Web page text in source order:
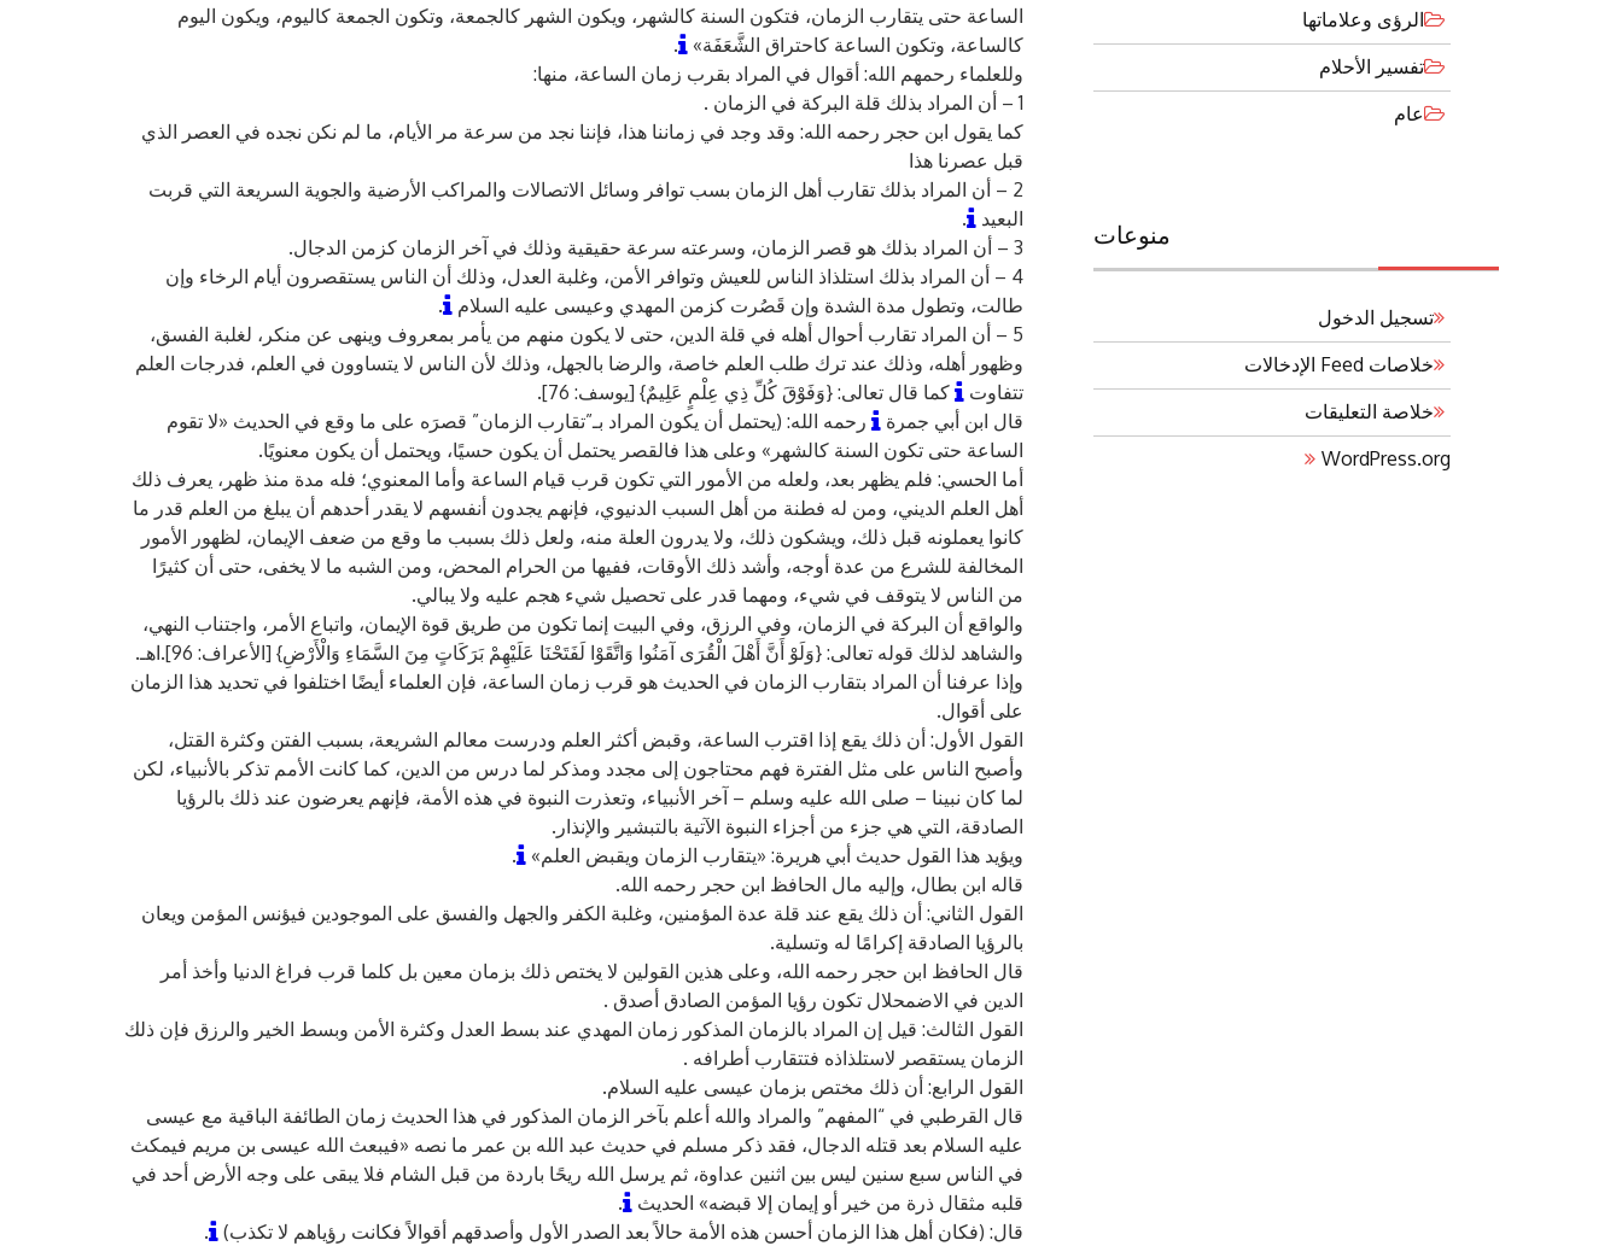
الساعة حتى يتقارب الزمان، فتكون السنة كالشهر، ويكون الشهر كالجمعة، وتكون الجمعة كاليوم، ويكون اليوم
كالساعة، وتكون الساعة كاحتراق الشَّعَفَة»
.
وللعلماء رحمهم الله: أقوال في المراد بقرب زمان الساعة، منها:
1 – أن المراد بذلك قلة البركة في الزمان .
كما يقول ابن حجر رحمه الله: وقد وجد في زماننا هذا، فإننا نجد من سرعة مر الأيام، ما لم نكن نجده في العصر الذي
قبل عصرنا هذا
2 – أن المراد بذلك تقارب أهل الزمان بسب توافر وسائل الاتصالات والمراكب الأرضية والجوية السريعة التي قربت
البعيد
.
3 – أن المراد بذلك هو قصر الزمان، وسرعته سرعة حقيقية وذلك في آخر الزمان كزمن الدجال.
4 – أن المراد بذلك استلذاذ الناس للعيش وتوافر الأمن، وغلبة العدل، وذلك أن الناس يستقصرون أيام الرخاء وإن
طالت، وتطول مدة الشدة وإن قَصُرت كزمن المهدي وعيسى عليه السلام
.
5 – أن المراد تقارب أحوال أهله في قلة الدين، حتى لا يكون منهم من يأمر بمعروف وينهى عن منكر، لغلبة الفسق،
وظهور أهله، وذلك عند ترك طلب العلم خاصة، والرضا بالجهل، وذلك لأن الناس لا يتساوون في العلم، فدرجات العلم
تتفاوت
كما قال تعالى: {وَفَوْقَ كُلِّ ذِي عِلْمٍ عَلِيمٌ} [يوسف: 76].
قال ابن أبي جمرة
رحمه الله: (يحتمل أن يكون المراد بـ”تقارب الزمان” قصرَه على ما وقع في الحديث «لا تقوم
الساعة حتى تكون السنة كالشهر» وعلى هذا فالقصر يحتمل أن يكون حسيًا، ويحتمل أن يكون معنويًا.
أما الحسي: فلم يظهر بعد، ولعله من الأمور التي تكون قرب قيام الساعة وأما المعنوي؛ فله مدة منذ ظهر، يعرف ذلك
أهل العلم الديني، ومن له فطنة من أهل السبب الدنيوي، فإنهم يجدون أنفسهم لا يقدر أحدهم أن يبلغ من العلم قدر ما
كانوا يعملونه قبل ذلك، ويشكون ذلك، ولا يدرون العلة منه، ولعل ذلك بسبب ما وقع من ضعف الإيمان، لظهور الأمور
المخالفة للشرع من عدة أوجه، وأشد ذلك الأوقات، ففيها من الحرام المحض، ومن الشبه ما لا يخفى، حتى أن كثيرًا
من الناس لا يتوقف في شيء، ومهما قدر على تحصيل شيء هجم عليه ولا يبالي.
والواقع أن البركة في الزمان، وفي الرزق، وفي البيت إنما تكون من طريق قوة الإيمان، واتباع الأمر، واجتناب النهي،
والشاهد لذلك قوله تعالى: {وَلَوْ أَنَّ أَهْلَ الْقُرَى آمَنُوا وَاتَّقَوْا لَفَتَحْنَا عَلَيْهِمْ بَرَكَاتٍ مِنَ السَّمَاءِ وَالْأَرْضِ} [الأعراف: 96].اهـ.
وإذا عرفنا أن المراد بتقارب الزمان في الحديث هو قرب زمان الساعة، فإن العلماء أيضًا اختلفوا في تحديد هذا الزمان
على أقوال.
القول الأول: أن ذلك يقع إذا اقترب الساعة، وقبض أكثر العلم ودرست معالم الشريعة، بسبب الفتن وكثرة القتل،
وأصبح الناس على مثل الفترة فهم محتاجون إلى مجدد ومذكر لما درس من الدين، كما كانت الأمم تذكر بالأنبياء، لكن
لما كان نبينا – صلى الله عليه وسلم – آخر الأنبياء، وتعذرت النبوة في هذه الأمة، فإنهم يعرضون عند ذلك بالرؤيا
الصادقة، التي هي جزء من أجزاء النبوة الآتية بالتبشير والإنذار.
ويؤيد هذا القول حديث أبي هريرة: «يتقارب الزمان ويقبض العلم»
.
قاله ابن بطال، وإليه مال الحافظ ابن حجر رحمه الله.
القول الثاني: أن ذلك يقع عند قلة عدة المؤمنين، وغلبة الكفر والجهل والفسق على الموجودين فيؤنس المؤمن ويعان
بالرؤيا الصادقة إكرامًا له وتسلية.
قال الحافظ ابن حجر رحمه الله، وعلى هذين القولين لا يختص ذلك بزمان معين بل كلما قرب فراغ الدنيا وأخذ أمر
الدين في الاضمحلال تكون رؤيا المؤمن الصادق أصدق .
القول الثالث: قيل إن المراد بالزمان المذكور زمان المهدي عند بسط العدل وكثرة الأمن وبسط الخير والرزق فإن ذلك
الزمان يستقصر لاستلذاذه فتتقارب أطرافه .
القول الرابع: أن ذلك مختص بزمان عيسى عليه السلام.
قال القرطبي في “المفهم” والمراد والله أعلم بآخر الزمان المذكور في هذا الحديث زمان الطائفة الباقية مع عيسى
عليه السلام بعد قتله الدجال، فقد ذكر مسلم في حديث عبد الله بن عمر ما نصه «فيبعث الله عيسى بن مريم فيمكث
في الناس سبع سنين ليس بين اثنين عداوة، ثم يرسل الله ريحًا باردة من قبل الشام فلا يبقى على وجه الأرض أحد في
قلبه مثقال ذرة من خير أو إيمان إلا قبضه» الحديث
.
قال: (فكان أهل هذا الزمان أحسن هذه الأمة حالاً بعد الصدر الأول وأصدقهم أقوالاً فكانت رؤياهم لا تكذب)
.
الرؤى وعلاماتها
تفسير الأحلام
عام
منوعات
تسجيل الدخول
خلاصات Feed الإدخالات
خلاصة التعليقات
WordPress.org